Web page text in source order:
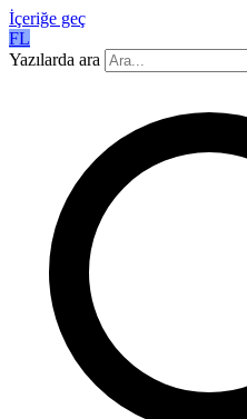
İçeriğe geç
FL
Yazılarda ara